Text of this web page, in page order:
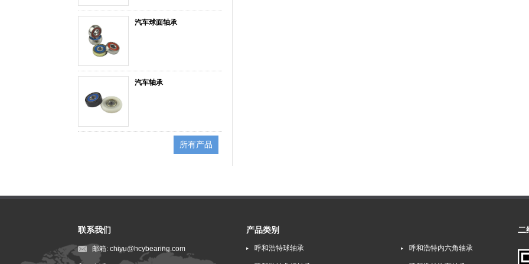
汽车球面轴承
汽车轴承
所有产品
联系我们
邮箱: chiyu@hcybearing.com
产品类别
呼和浩特球轴承 呼和浩特内六角轴承
二